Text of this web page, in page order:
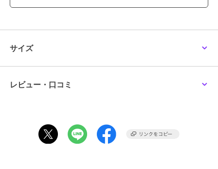
【裏地】なし
≪注意事項≫
何卒ご注意の上ご購入ください。
夏 夏物 夏服 新作定番 atone レディースファッション ladies fashion
ブラック クロ ブラック 黒 高校生 大学生 10代 20代 30代 40代 学生
サイズ
レビュー・口コミ